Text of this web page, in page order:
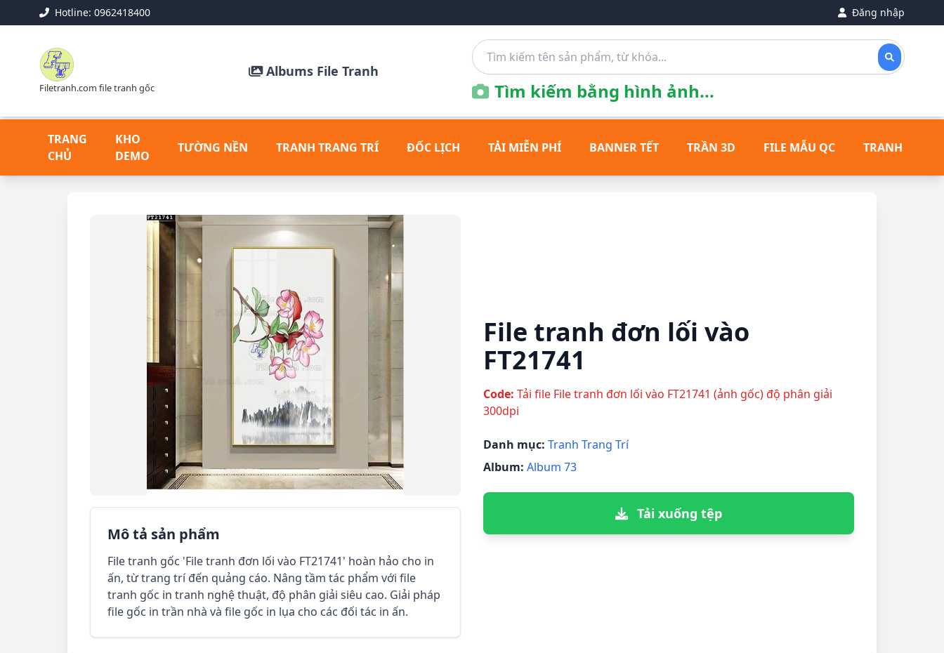
Hotline: 0962418400 Đăng nhập
Filetranh.com file tranh gốc
Albums File Tranh
Tìm kiếm bằng hình ảnh...
TRANG
CHỦ
KHO
DEMO
TƯỜNG NỀN TRANH TRANG TRÍ ĐỐC LỊCH TẢI MIỄN PHÍ BANNER TẾT TRẦN 3D FILE MẪU QC TRANH ĐỒNG
Mô tả sản phẩm
File tranh gốc 'File tranh đơn lối vào FT21741' hoàn hảo cho in
ấn, từ trang trí đến quảng cáo. Nâng tầm tác phẩm với file
tranh gốc in tranh nghệ thuật, độ phân giải siêu cao. Giải pháp
file gốc in trần nhà và file gốc in lụa cho các đối tác in ấn.
File tranh đơn lối vào
FT21741
Code: Tải file File tranh đơn lối vào FT21741 (ảnh gốc) độ phân giải
300dpi
Danh mục: Tranh Trang Trí
Album: Album 73
Tải xuống tệp